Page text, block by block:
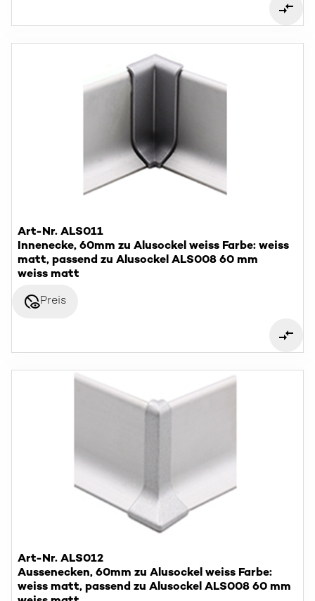
Art-Nr. ALS011
Innenecke, 60mm zu Alusockel weiss Farbe: weiss
matt, passend zu Alusockel ALS008 60 mm
weiss matt
disabled_visiblePreis
Art-Nr. ALS012
Aussenecken, 60mm zu Alusockel weiss Farbe:
weiss matt, passend zu Alusockel ALS008 60 mm